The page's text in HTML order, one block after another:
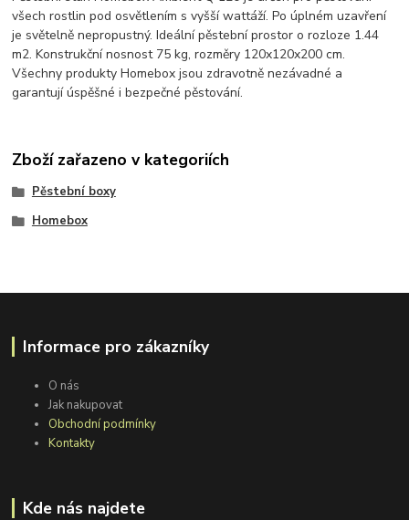
všech rostlin pod osvětlením s vyšší wattáží. Po úplném uzavření
je světelně nepropustný. Ideální pěstební prostor o rozloze 1.44
m2. Konstrukční nosnost 75 kg, rozměry 120x120x200 cm.
Všechny produkty Homebox jsou zdravotně nezávadné a
garantují úspěšné i bezpečné pěstování.
Zboží zařazeno v kategoriích
Pěstební boxy
Homebox
Informace pro zákazníky
O nás
Jak nakupovat
Obchodní podmínky
Kontakty
Kde nás najdete